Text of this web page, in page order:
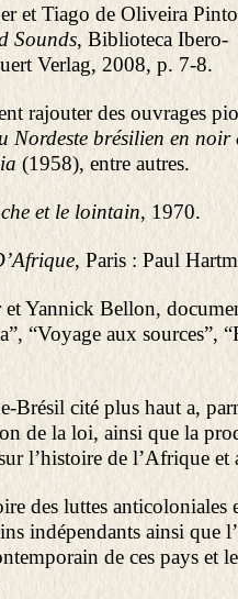
et Tiago de Oliveira
Sounds, Biblioteca Ibero-
Verlag, 2008, p. 7-8.
rajouter des ouvrages
Nordeste brésilien en noir
(1958), entre autres.
et le lointain, 1970.
, Paris : Paul
Yannick Bellon,
“Voyage aux sources”,
Brésil cité plus haut a,
de la loi, ainsi que la
l’histoire de l’Afrique et
des luttes anticoloniales
indépendants ainsi que
de ces pays et